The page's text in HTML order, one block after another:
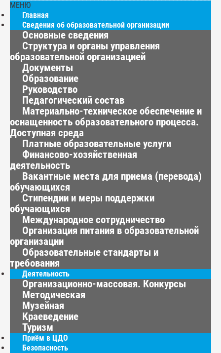
МЕНЮ
Главная
Сведения об образовательной организации
Основные сведения
Структура и органы управления
образовательной организацией
Документы
Образование
Руководство
Педагогический состав
Материально-техническое обеспечение и
оснащенность образовательного процесса.
Доступная среда
Платные образовательные услуги
Финансово-хозяйственная
деятельность
Вакантные места для приема (перевода)
обучающихся
Стипендии и меры поддержки
обучающихся
Международное сотрудничество
Организация питания в образовательной
организации
Образовательные стандарты и
требования
Деятельность
Организационно-массовая. Конкурсы
Методическая
Музейная
Краеведение
Туризм
Приём в ЦДО
Безопасность